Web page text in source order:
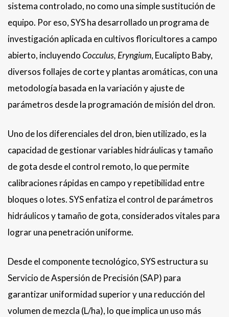
sistema controlado, no como una simple sustitución de
equipo. Por eso, SYS ha desarrollado un programa de
investigación aplicada en cultivos floricultores a campo
abierto, incluyendoCocculus, Eryngium, Eucalipto Baby,
diversos follajes de corte y plantas aromáticas, con una
metodología basada en la variación y ajuste de
parámetros desde la programación de misión del dron.
Uno de los diferenciales del dron, bien utilizado, es la
capacidad de gestionar variables hidráulicas y tamaño
de gota desde el control remoto, lo que permite
calibraciones rápidas en campo y repetibilidad entre
bloques o lotes. SYS enfatiza el control de parámetros
hidráulicos y tamaño de gota, considerados vitales para
lograr una penetración uniforme.
Desde el componente tecnológico, SYS estructura su
Servicio de Aspersión de Precisión (SAP) para
garantizar uniformidad superior y una reducción del
volumen de mezcla (L/ha), lo que implica un uso más